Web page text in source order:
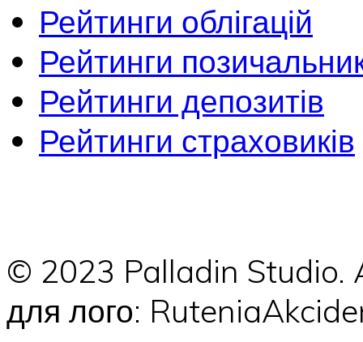
Рейтинги облігацій
Рейтинги
Рейтинги депозитів
Рейтинги страховиків
© 2023 Palladin
для лого: